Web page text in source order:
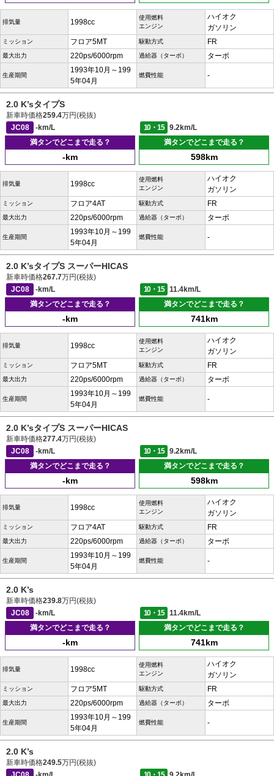
排気量 1998cc
使用燃料
エンジン
ハイオク
ガソリン
ミッション フロア5MT 駆動方式 FR
最大出力 220ps/6000rpm 過給器（ターボ） ターボ
生産期間
1993年10月～199
5年04月
燃費性能 -
2.0 K’sタイプS
新車時価格259.4万円(税抜)
JC08
-km/L 10・15
9.2km/L
満タンでどこまで走る？
-km
満タンでどこまで走る？
598km
排気量 1998cc
使用燃料
エンジン
ハイオク
ガソリン
ミッション フロア4AT 駆動方式 FR
最大出力 220ps/6000rpm 過給器（ターボ） ターボ
生産期間
1993年10月～199
5年04月
燃費性能 -
2.0 K’sタイプS スーパーHICAS
新車時価格267.7万円(税抜)
JC08
-km/L 10・15
11.4km/L
満タンでどこまで走る？
-km
満タンでどこまで走る？
741km
排気量 1998cc
使用燃料
エンジン
ハイオク
ガソリン
ミッション フロア5MT 駆動方式 FR
最大出力 220ps/6000rpm 過給器（ターボ） ターボ
生産期間
1993年10月～199
5年04月
燃費性能 -
2.0 K’sタイプS スーパーHICAS
新車時価格277.4万円(税抜)
JC08
-km/L 10・15
9.2km/L
満タンでどこまで走る？
-km
満タンでどこまで走る？
598km
排気量 1998cc
使用燃料
エンジン
ハイオク
ガソリン
ミッション フロア4AT 駆動方式 FR
最大出力 220ps/6000rpm 過給器（ターボ） ターボ
生産期間
1993年10月～199
5年04月
燃費性能 -
2.0 K’s
新車時価格239.8万円(税抜)
JC08
-km/L 10・15
11.4km/L
満タンでどこまで走る？
-km
満タンでどこまで走る？
741km
排気量 1998cc
使用燃料
エンジン
ハイオク
ガソリン
ミッション フロア5MT 駆動方式 FR
最大出力 220ps/6000rpm 過給器（ターボ） ターボ
生産期間
1993年10月～199
5年04月
燃費性能 -
2.0 K’s
新車時価格249.5万円(税抜)